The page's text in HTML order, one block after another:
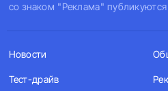
со знаком "Реклама"
Новости
Тест-драйв